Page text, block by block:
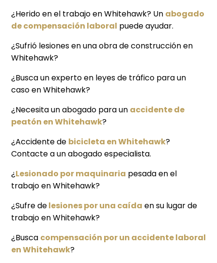
¿Herido en el trabajo en Whitehawk? Un abogado
de compensación laboral puede ayudar.
¿Sufrió lesiones en una obra de construcción en
Whitehawk?
¿Busca un experto en leyes de tráfico para un
caso en Whitehawk?
¿Necesita un abogado para un accidente de
peatón en Whitehawk?
¿Accidente de bicicleta en Whitehawk?
Contacte a un abogado especialista.
¿Lesionado por maquinaria pesada en el
trabajo en Whitehawk?
¿Sufre delesiones por una caída en su lugar de
trabajo en Whitehawk?
¿Busca compensación por un accidente laboral
en Whitehawk?